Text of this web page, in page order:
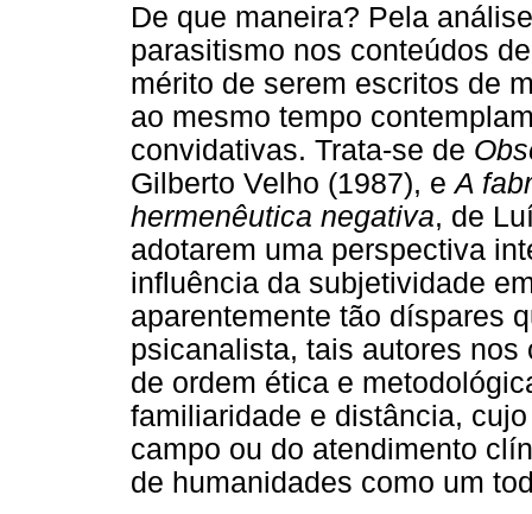
De que maneira? Pela
parasitismo nos conteúdos
mérito de serem escritos de
ao mesmo tempo
convidativas. Trata-se de
Gilberto Velho (1987), eA
hermenêutica negativa, de
adotarem uma perspectiva
influência da subjetividade
aparentemente tão díspares
psicanalista, tais autores
de ordem ética e
familiaridade e distância,
campo ou do atendimento
de humanidades como um